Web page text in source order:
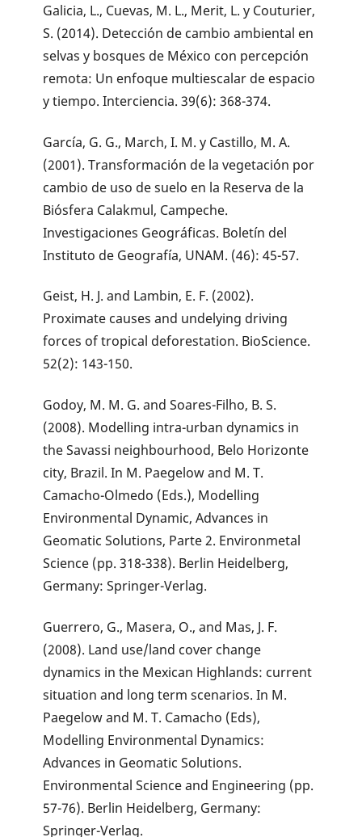
Galicia, L., Cuevas, M. L., Merit, L. y Couturier,
S. (2014). Detección de cambio ambiental en
selvas y bosques de México con percepción
remota: Un enfoque multiescalar de espacio
y tiempo. Interciencia. 39(6): 368-374.
García, G. G., March, I. M. y Castillo, M. A.
(2001). Transformación de la vegetación por
cambio de uso de suelo en la Reserva de la
Biósfera Calakmul, Campeche.
Investigaciones Geográficas. Boletín del
Instituto de Geografía, UNAM. (46): 45-57.
Geist, H. J. and Lambin, E. F. (2002).
Proximate causes and undelying driving
forces of tropical deforestation. BioScience.
52(2): 143-150.
Godoy, M. M. G. and Soares-Filho, B. S.
(2008). Modelling intra-urban dynamics in
the Savassi neighbourhood, Belo Horizonte
city, Brazil. In M. Paegelow and M. T.
Camacho-Olmedo (Eds.), Modelling
Environmental Dynamic, Advances in
Geomatic Solutions, Parte 2. Environmetal
Science (pp. 318-338). Berlin Heidelberg,
Germany: Springer-Verlag.
Guerrero, G., Masera, O., and Mas, J. F.
(2008). Land use/land cover change
dynamics in the Mexican Highlands: current
situation and long term scenarios. In M.
Paegelow and M. T. Camacho (Eds),
Modelling Environmental Dynamics:
Advances in Geomatic Solutions.
Environmental Science and Engineering (pp.
57-76). Berlin Heidelberg, Germany:
Springer-Verlag.